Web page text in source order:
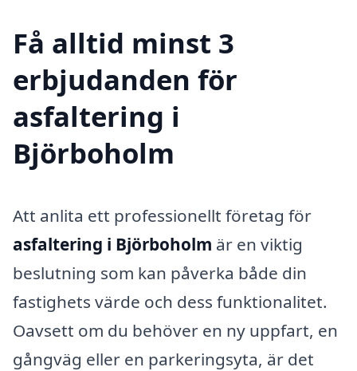
Få alltid minst 3
erbjudanden för
asfaltering i
Björboholm
Att anlita ett professionellt företag för
asfaltering i Björboholm är en viktig
beslutning som kan påverka både din
fastighets värde och dess funktionalitet.
Oavsett om du behöver en ny uppfart, en
gångväg eller en parkeringsyta, är det